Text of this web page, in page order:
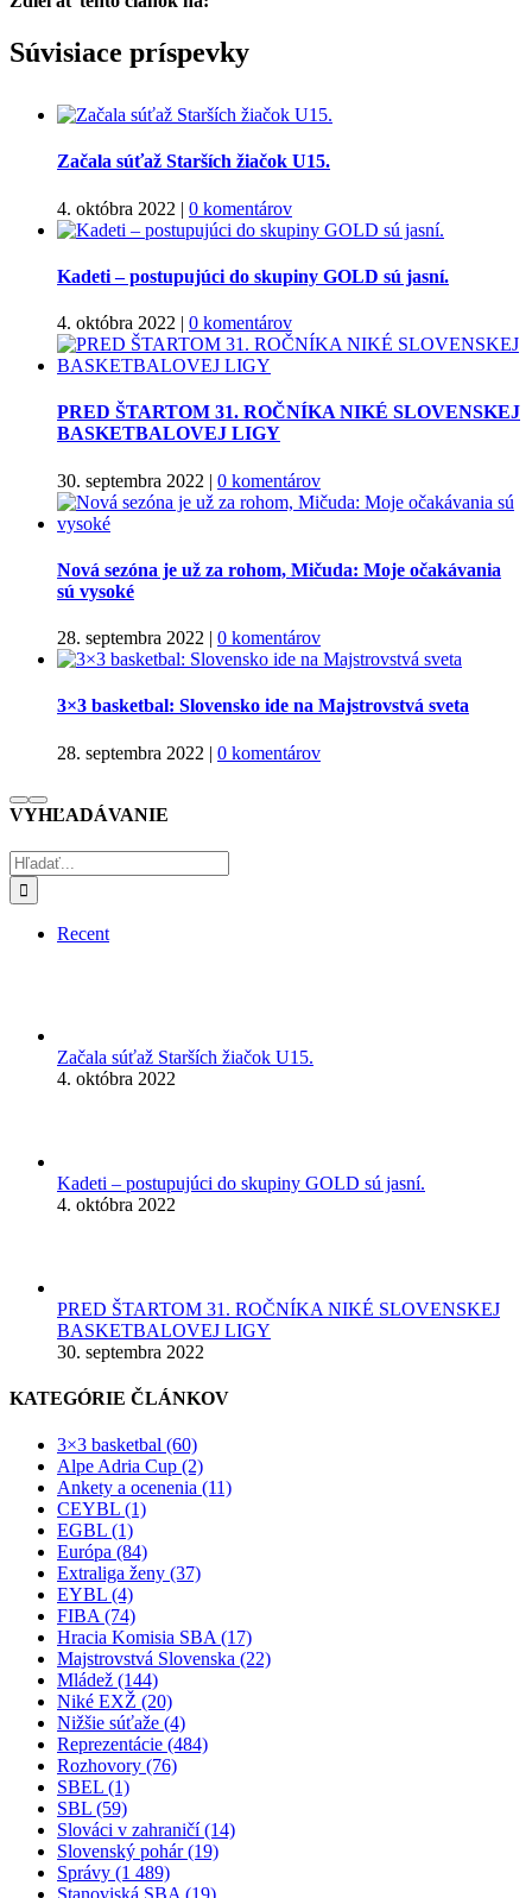
Facebook
Twitter
Súvisiace príspevky
Začala súťaž Starších žiačok U15.
4. októbra 2022 | 0 komentárov
Kadeti – postupujúci do skupiny GOLD sú jasní.
4. októbra 2022 | 0 komentárov
PRED ŠTARTOM 31. ROČNÍKA NIKÉ SLOVENSKEJ
BASKETBALOVEJ LIGY
30. septembra 2022 | 0 komentárov
Nová sezóna je už za rohom, Mičuda: Moje očakávania
sú vysoké
28. septembra 2022 | 0 komentárov
3×3 basketbal: Slovensko ide na Majstrovstvá sveta
28. septembra 2022 | 0 komentárov
VYHĽADÁVANIE
Hľadať:
Recent
Začala súťaž Starších žiačok U15.
4. októbra 2022
Kadeti – postupujúci do skupiny GOLD sú jasní.
4. októbra 2022
PRED ŠTARTOM 31. ROČNÍKA NIKÉ SLOVENSKEJ
BASKETBALOVEJ LIGY
30. septembra 2022
KATEGÓRIE ČLÁNKOV
3×3 basketbal (60)
Alpe Adria Cup (2)
Ankety a ocenenia (11)
CEYBL (1)
EGBL (1)
Európa (84)
Extraliga ženy (37)
EYBL (4)
FIBA (74)
Hracia Komisia SBA (17)
Majstrovstvá Slovenska (22)
Mládež (144)
Niké EXŽ (20)
Nižšie súťaže (4)
Reprezentácie (484)
Rozhovory (76)
SBEL (1)
SBL (59)
Slováci v zahraničí (14)
Slovenský pohár (19)
Správy (1 489)